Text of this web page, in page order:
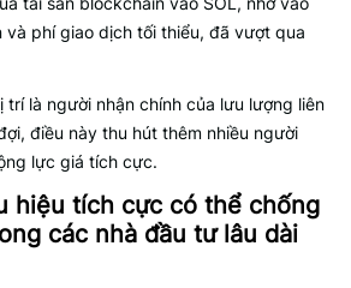
và phí giao dịch tối thiểu, đã vượt qua
là người nhận chính của lưu lượng liên
điều này thu hút thêm nhiều người
lực giá tích cực.
hiệu tích cực có thể chống
các nhà đầu tư lâu dài